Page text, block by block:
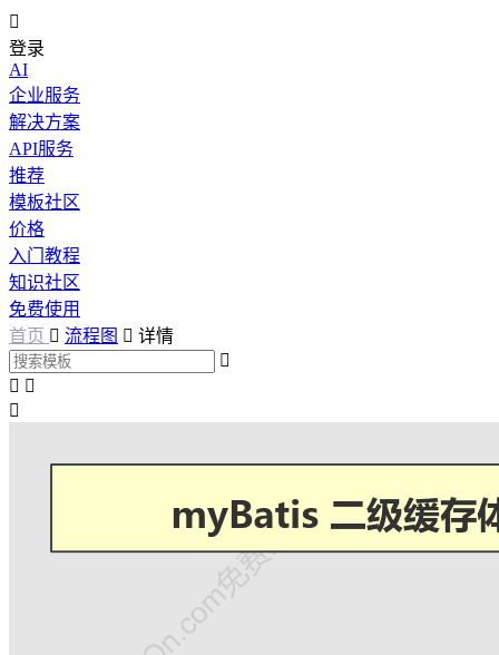

登录
AI
企业服务
解决方案
API服务
推荐
模板社区
价格
入门教程
知识社区
免费使用
首页  流程图  详情

 
